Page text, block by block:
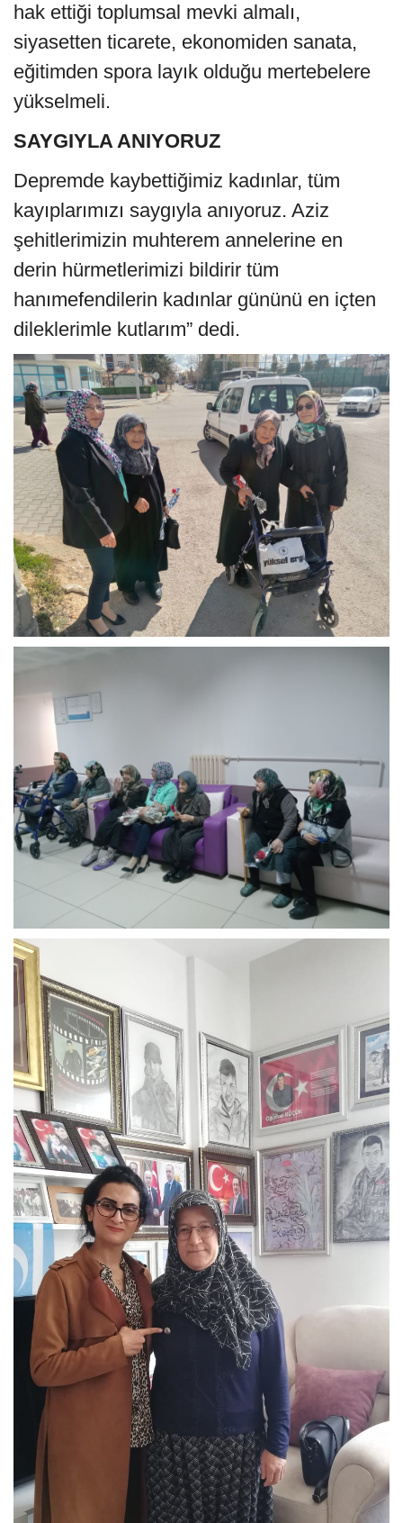
hak ettiği toplumsal mevki almalı,
siyasetten ticarete, ekonomiden sanata,
eğitimden spora layık olduğu mertebelere
yükselmeli.
SAYGIYLA ANIYORUZ
Depremde kaybettiğimiz kadınlar, tüm
kayıplarımızı saygıyla anıyoruz. Aziz
şehitlerimizin muhterem annelerine en
derin hürmetlerimizi bildirir tüm
hanımefendilerin kadınlar gününü en içten
dileklerimle kutlarım” dedi.